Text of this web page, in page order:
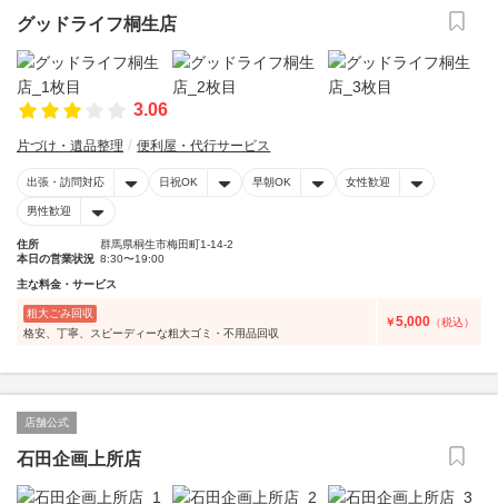
グッドライフ桐生店
3.06
片づけ・遺品整理 便利屋・代行サービス
出張・訪問対応 日祝OK 早朝OK 女性歓迎
男性歓迎
住所
群馬県桐生市梅田町1-14-2
本日の営業状況 8:30〜19:00
主な料金・サービス
粗大ごみ回収
格安、丁寧、スピーディーな粗大ゴミ・不用品回収
￥5,000 （税込）
店舗公式
石田企画上所店